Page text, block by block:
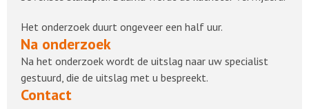
Het onderzoek duurt ongeveer een half uur.
Na onderzoek
Na het onderzoek wordt de uitslag naar uw specialist
gestuurd, die de uitslag met u bespreekt.
Contact